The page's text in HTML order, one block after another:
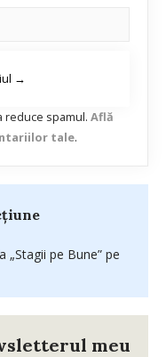
reduce spamul. Află
tale.
„Stagii pe Bune” pe
meu